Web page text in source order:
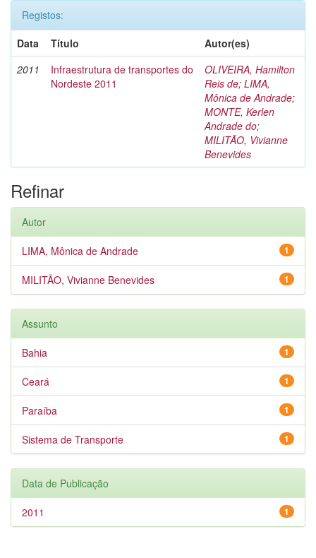
Registos:
Data
Título
Autor(es)
2011
Infraestrutura de transportes do
Nordeste 2011
OLIVEIRA, Hamilton
Reis de; LIMA,
Mônica de Andrade;
MONTE, Kerlen
Andrade do;
MILITÃO, Vivianne
Benevides
Refinar
Autor
1
LIMA, Mônica de Andrade
1
MILITÃO, Vivianne Benevides
Assunto
1
Bahia
1
Ceará
1
Paraíba
1
Sistema de Transporte
Data de Publicação
1
2011